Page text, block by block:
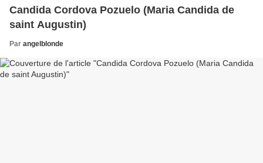
Candida Cordova Pozuelo (Maria Candida de
saint Augustin)
Par angelblonde